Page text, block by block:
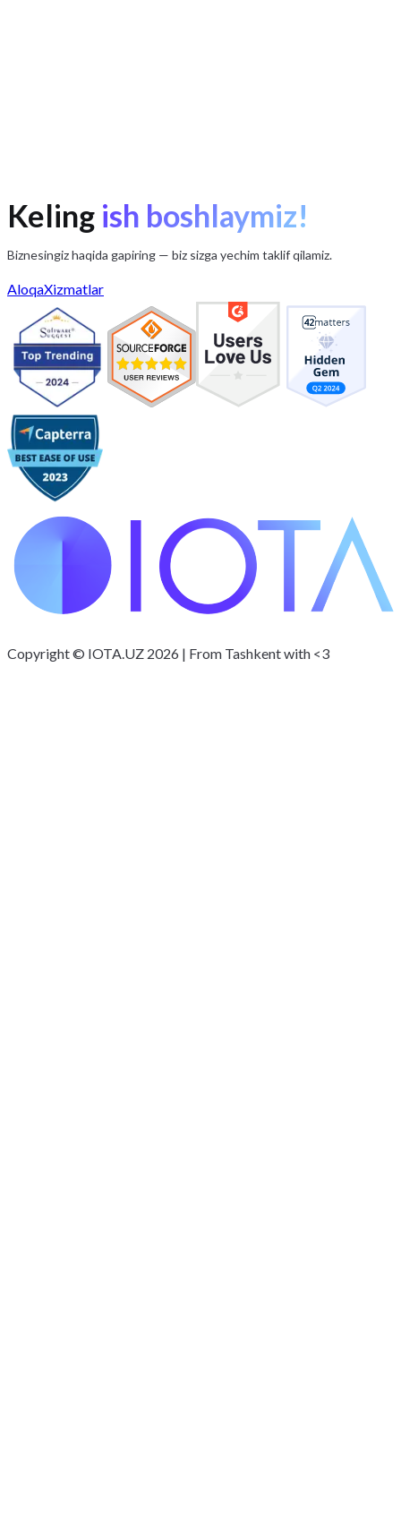
Keling ish boshlaymiz!
Biznesingiz haqida gapiring — biz sizga yechim taklif qilamiz.
AloqaXizmatlar
Copyright © IOTA.UZ 2026 | From Tashkent with <3